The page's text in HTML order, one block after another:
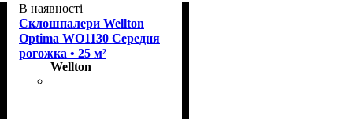
В наявності
Склошпалери Wellton
Optima WO1130 Середня
рогожка • 25 м²
Wellton